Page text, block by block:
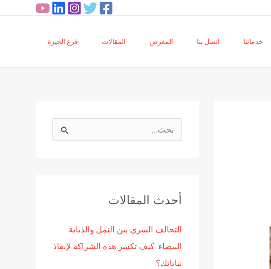
خدماتنا اتصل بنا المعرض المقالات فرع الجيزة
ث
ن
:
أحدث المقالات
التحالف السري بين النمل والذبابة
البيضاء: كيف تكسر هذه الشراكة لإنقاذ
نباتاتك؟